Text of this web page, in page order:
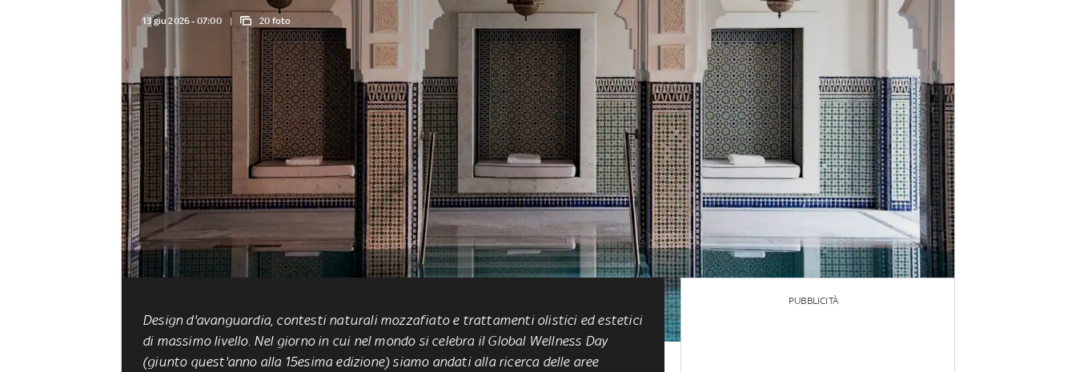
13 giu 2026 - 07:00 20 foto
Design d'avanguardia, contesti naturali mozzafiato e trattamenti olistici ed estetici
di massimo livello. Nel giorno in cui nel mondo si celebra il Global Wellness Day
(giunto quest'anno alla 15esima edizione) siamo andati alla ricerca delle aree
PUBBLICITÀ